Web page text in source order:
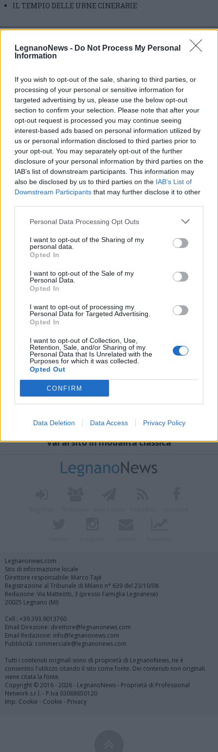
LegnanoNews - Do Not Process My Personal
Information
If you wish to opt-out of the sale, sharing to third parties, or
processing of your personal or sensitive information for
targeted advertising by us, please use the below opt-out
section to confirm your selection. Please note that after your
opt-out request is processed you may continue seeing
interest-based ads based on personal information utilized by
us or personal information disclosed to third parties prior to
your opt-out. You may separately opt-out of the further
disclosure of your personal information by third parties on the
IAB’s list of downstream participants. This information may
also be disclosed by us to third parties on the IAB’s List of
Downstream Participants that may further disclose it to other
Personal Data Processing Opt Outs
I want to opt-out of the Sharing of my
personal data.
Opted In
I want to opt-out of the Sale of my
Personal Data.
Opted In
I want to opt-out of processing my
Personal Data for Targeted Advertising.
Opted In
I want to opt-out of Collection, Use,
Retention, Sale, and/or Sharing of my
Personal Data that Is Unrelated with the
Purposes for which it was collected.
Opted Out
CONFIRM
Data Deletion Data Access Privacy Policy
IL TEMPIO DELLE URNE CINERARIE
Commenti
registrati per commentare questo
articolo.
L'email è richiesta ma non verrà mostrata ai visitatori. Il contenuto di questo
commento esprime il pensiero dell'autore e non rappresenta la linea editoriale
commenti non sono testi giornalistici, ma post inviati dai singoli lettori che
possono essere automaticamente pubblicati senza filtro preventivo. I commenti
che includano uno o più link a siti esterni verranno rimossi in automatico dal
Vai al sito in modalità classica
Legnanonews.com
Sito di informazione locale
Direttore responsabile: Marco Tajè
Registrazione al Tribunale di Milano n° 639 del 23/10/08
Redazione: Via Matteotti, 3 (presso Famiglia Legnanese)
20025 Legnano (MI)
Cell.: +39.393.9013760
Email Direzione: direttore@legnanonews.com
Email Redazione: info@legnanonews.com
Pubblicità: commerciale@legnanonews.com
Tutti i contenuti originali sono di proprietà di LegnanoNews, ne è
consentito l'utilizzo citando il sito come fonte. Dei contenuti non originali
viene citata la fonte.
Copyright © 2016 - 2026 - LegnanoNews - Proprietà di Professional
Network s.r.l. - P.Iva 03068650120
Imp. Cookie - Cookie - Privacy